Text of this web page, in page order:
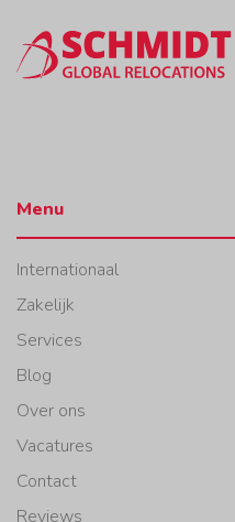
Menu
Internationaal
Zakelijk
Services
Blog
Over ons
Vacatures
Contact
Reviews